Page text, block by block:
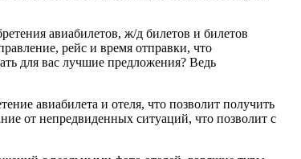
авиабилетов, ж/д билетов и билетов
рейс и время отправки, что
для вас лучшие предложения? Ведь
авиабилета и отеля, что позволит получить
от непредвиденных ситуаций, что позволит с